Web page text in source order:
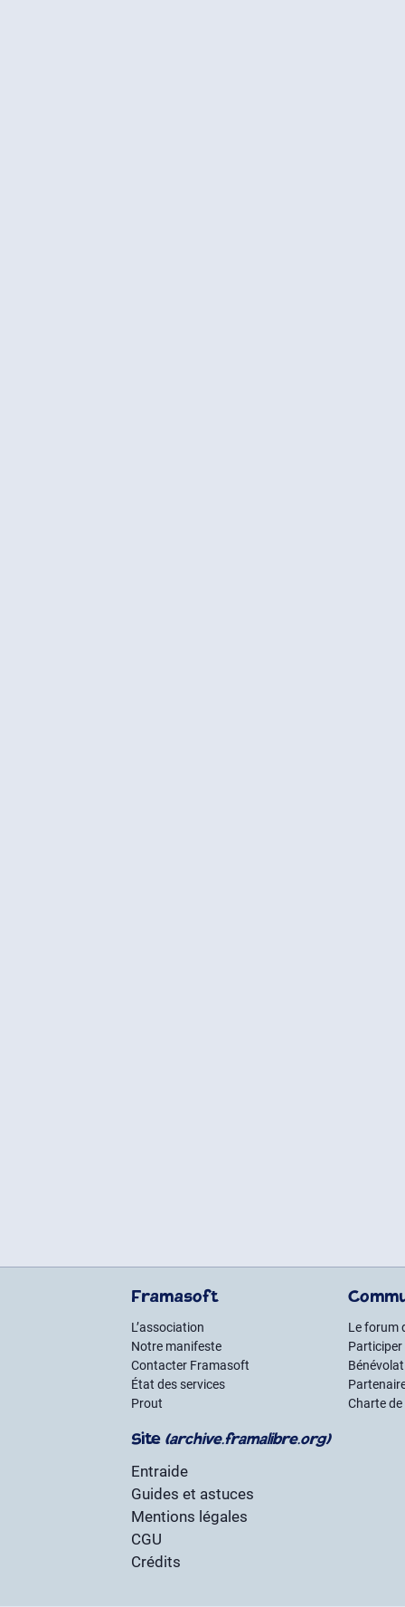
Framasoft
L’association
Notre manifeste
Contacter Framasoft
État des services
Prout
Le forum
Participer
Charte
Site (archive.framalibre.org)
Entraide
Guides et astuces
Mentions légales
CGU
Crédits